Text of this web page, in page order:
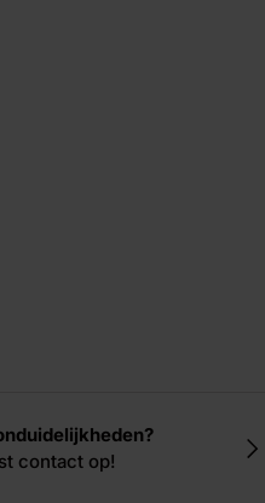
contact op!